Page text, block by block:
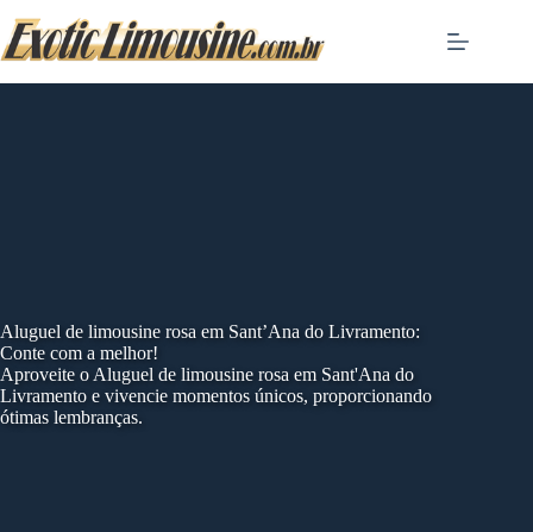
to
content
Aluguel de limousine rosa em Sant’Ana do Livramento:
Conte com a melhor!
Aproveite o Aluguel de limousine rosa em Sant'Ana do
Livramento e vivencie momentos únicos, proporcionando
ótimas lembranças.